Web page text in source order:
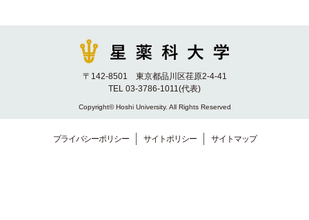
〒142-8501 東京都品川区荏原2-4-41
TEL 03-3786-1011(代表)
Copyright© Hoshi University. All Rights Reserved
プライバシーポリシー サイトポリシー サイトマップ